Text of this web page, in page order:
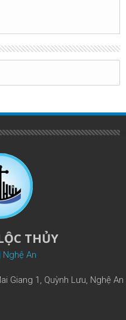
THỦY
Nghệ An
Giang 1, Quỳnh Lưu, Nghệ An